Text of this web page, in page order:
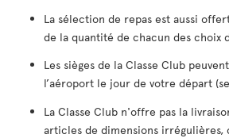
La sélection de repas est aussi
de la quantité de chacun des choix
Les sièges de la Classe Club
l’aéroport le jour de votre départ
La Classe Club n'offre pas la
articles de dimensions